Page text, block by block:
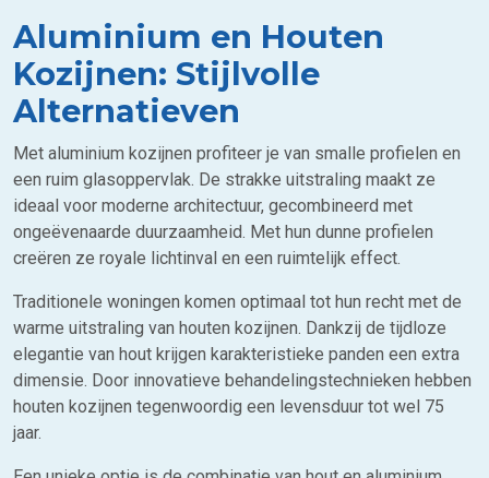
Aluminium en Houten
Kozijnen: Stijlvolle
Alternatieven
Met aluminium kozijnen profiteer je van smalle profielen en
een ruim glasoppervlak. De strakke uitstraling maakt ze
ideaal voor moderne architectuur, gecombineerd met
ongeëvenaarde duurzaamheid. Met hun dunne profielen
creëren ze royale lichtinval en een ruimtelijk effect.
Traditionele woningen komen optimaal tot hun recht met de
warme uitstraling van houten kozijnen. Dankzij de tijdloze
elegantie van hout krijgen karakteristieke panden een extra
dimensie. Door innovatieve behandelingstechnieken hebben
houten kozijnen tegenwoordig een levensduur tot wel 75
jaar.